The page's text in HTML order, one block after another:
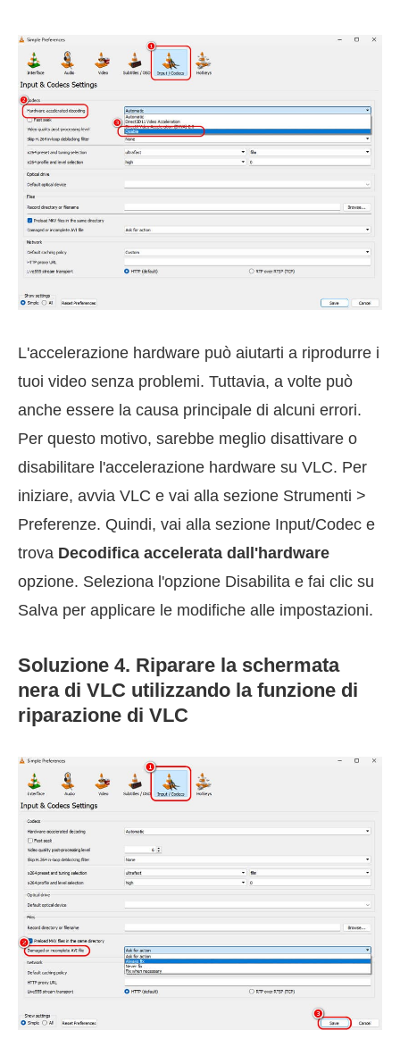
L'accelerazione hardware può aiutarti a riprodurre i
tuoi video senza problemi. Tuttavia, a volte può
anche essere la causa principale di alcuni errori.
Per questo motivo, sarebbe meglio disattivare o
disabilitare l'accelerazione hardware su VLC. Per
iniziare, avvia VLC e vai alla sezione Strumenti >
Preferenze. Quindi, vai alla sezione Input/Codec e
trova Decodifica accelerata dall'hardware
opzione. Seleziona l'opzione Disabilita e fai clic su
Salva per applicare le modifiche alle impostazioni.
Soluzione 4. Riparare la schermata
nera di VLC utilizzando la funzione di
riparazione di VLC